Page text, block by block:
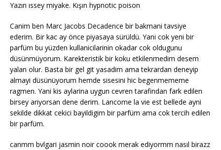
Yazın ıssey miyake. Kışın hypnotic poison
Canim ben Marc Jacobs Decadence bir bakmani tavsiye
ederim. Bir kac ay önce piyasaya sürüldü. Yani cok yeni bir
parfüm bu yüzden kullanicilarinin okadar cok oldugunu
düsünmüyorum. Karekteristik bir koku etkilenmedim desem
yalan olur. Basta bir gel git yasadim ama tekrardan deneyip
almayi düsünüyorum hemde sisesini hic begenmememe
ragmen. Yani kis aylarina uygun cevren tarafindan fark edilen
birsey ariyorsan dene derim. Lancome la vie est bellede ayni
sekilde dikkat cekici bayildigim bir parfüm ama cok tercih edilen
bir parfüm.
canmm bvlgari jasmin noir coook merak ediyormm nasıl birazz